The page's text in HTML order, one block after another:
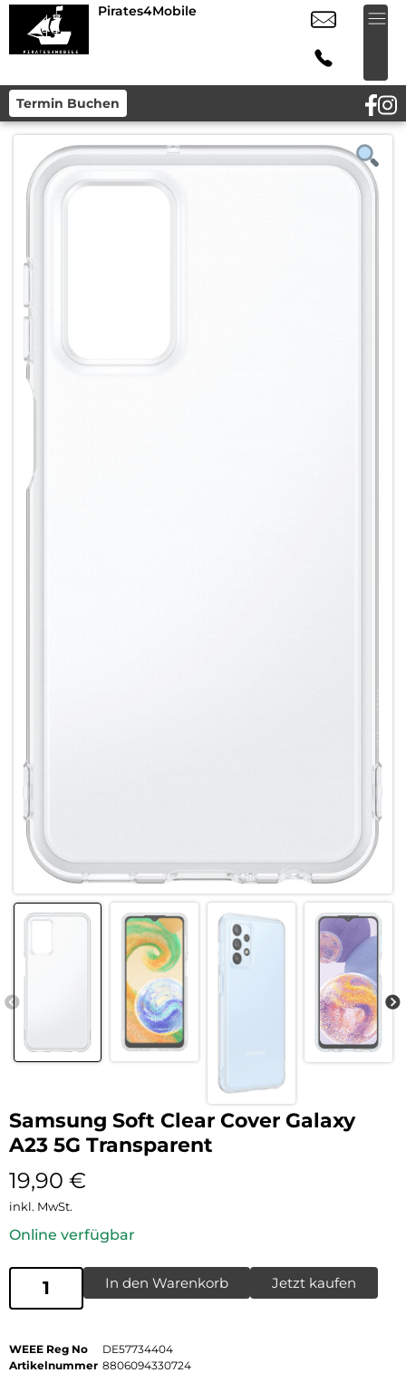
Pirates4Mobile
Termin Buchen
Samsung Soft Clear Cover Galaxy
A23 5G Transparent
19,90 €
inkl. MwSt.
Online verfügbar
In den Warenkorb Jetzt kaufen
WEEE Reg No
DE57734404
Artikelnummer 8806094330724